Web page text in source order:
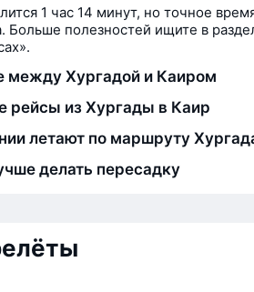
1 час 14 минут, но точное
Больше полезностей ищите в
между Хургадой и Каиром
рейсы из Хургады в Каир
летают по маршруту
делать пересадку